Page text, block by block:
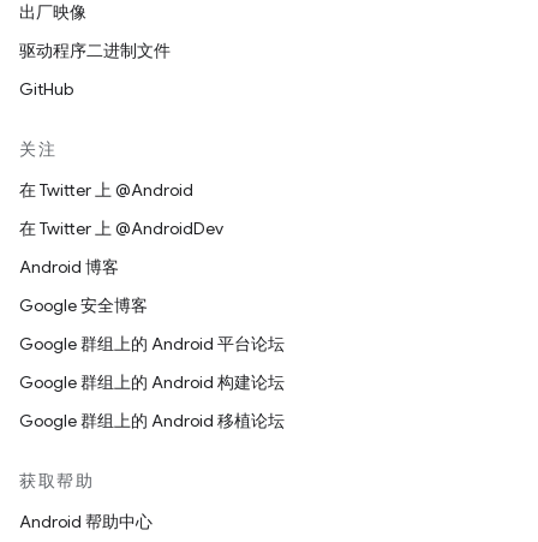
出厂映像
驱动程序二进制文件
GitHub
关注
在 Twitter 上 @Android
在 Twitter 上 @AndroidDev
Android 博客
Google 安全博客
Google 群组上的 Android 平台论坛
Google 群组上的 Android 构建论坛
Google 群组上的 Android 移植论坛
获取帮助
Android 帮助中心